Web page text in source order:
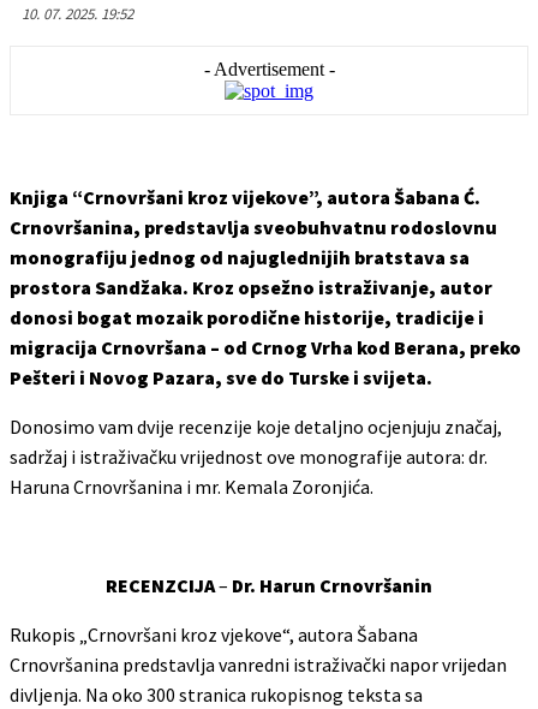
10. 07. 2025. 19:52
- Advertisement -
Knjiga “Crnovršani kroz vijekove”, autora Šabana Ć.
Crnovršanina, predstavlja sveobuhvatnu rodoslovnu
monografiju jednog od najuglednijih bratstava sa
prostora Sandžaka. Kroz opsežno istraživanje, autor
donosi bogat mozaik porodične historije, tradicije i
migracija Crnovršana – od Crnog Vrha kod Berana, preko
Pešteri i Novog Pazara, sve do Turske i svijeta.
Donosimo vam dvije recenzije koje detaljno ocjenjuju značaj,
sadržaj i istraživačku vrijednost ove monografije autora: dr.
Haruna Crnovršanina i mr. Kemala Zoronjića.
RECENZCIJA– Dr. Harun Crnovršanin
Rukopis „Crnovršani kroz vjekove“, autora Šabana
Crnovršanina predstavlja vanredni istraživački napor vrijedan
divljenja. Na oko 300 stranica rukopisnog teksta sa